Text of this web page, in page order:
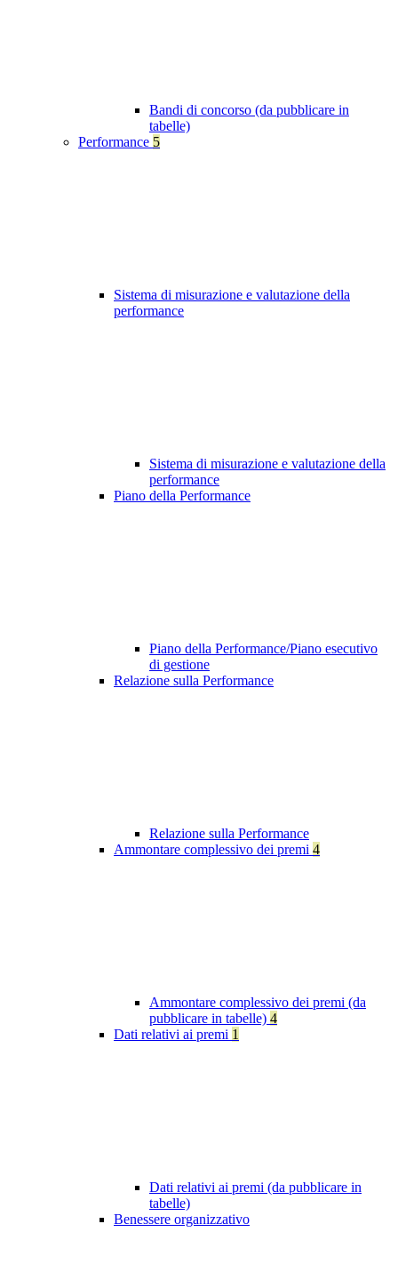
Bandi di concorso (da pubblicare in
tabelle)
Performance 5
Sistema di misurazione e valutazione della
performance
Sistema di misurazione e valutazione della
performance
Piano della Performance
Piano della Performance/Piano esecutivo
di gestione
Relazione sulla Performance
Relazione sulla Performance
Ammontare complessivo dei premi 4
Ammontare complessivo dei premi (da
pubblicare in tabelle) 4
Dati relativi ai premi 1
Dati relativi ai premi (da pubblicare in
tabelle)
Benessere organizzativo